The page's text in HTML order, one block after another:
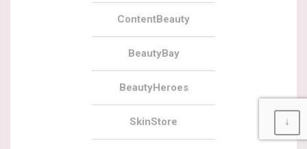
ContentBeauty
BeautyBay
BeautyHeroes
SkinStore ↓